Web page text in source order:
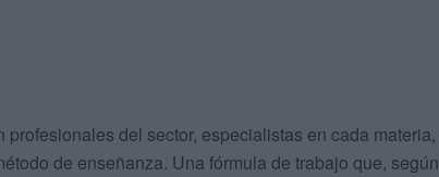
del sector, especialistas en cada materia,
de enseñanza. Una fórmula de trabajo que, según